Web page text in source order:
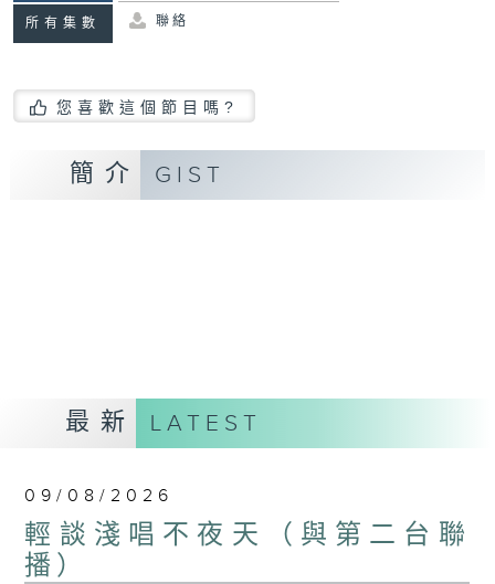
所有集數 聯絡
您喜歡這個節目嗎?
簡介 GIST
最新 LATEST
09/08/2026
輕談淺唱不夜天（與第二台聯
播）